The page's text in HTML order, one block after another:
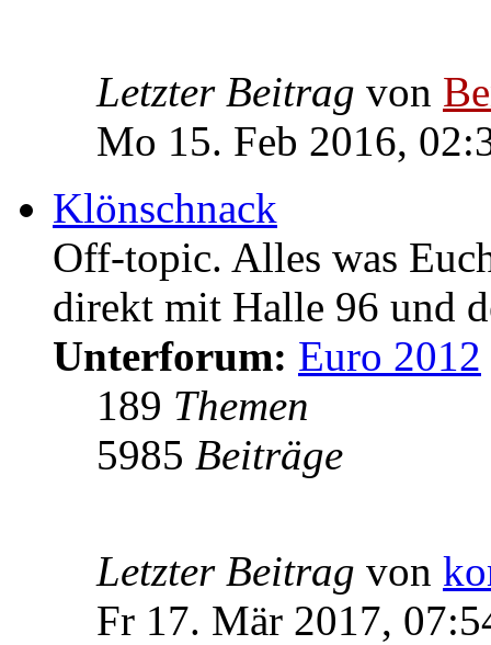
Letzter Beitrag von
Mo 15. Feb 2016,
Klönschnack
Off-topic. Alles was
direkt mit Halle 96 und
Unterforum: Euro 2012
189 Themen
5985 Beiträge
Letzter Beitrag von
Fr 17. Mär 2017,